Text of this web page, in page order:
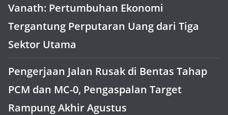
Vanath: Pertumbuhan Ekonomi
Tergantung Perputaran Uang dari Tiga
Sektor Utama
Pengerjaan Jalan Rusak di Bentas Tahap
PCM dan MC-0, Pengaspalan Target
Rampung Akhir Agustus